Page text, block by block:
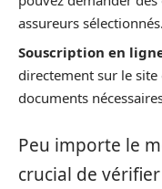
assureurs sélectionnés.
Souscription en
directement sur le site
documents
Peu importe le
crucial de